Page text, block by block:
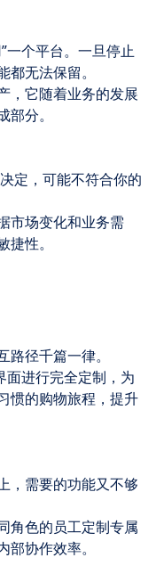
一个平台。一旦停止
无法保留。
，它随着业务的发展
分。
定，可能不符合你的
市场变化和业务需
性。
径千篇一律。
进行完全定制，为
惯的购物旅程，提升
，需要的功能又不够
角色的员工定制专属
协作效率。